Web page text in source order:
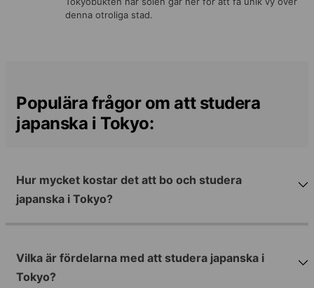
denna otroliga stad.
Populära frågor om att studera
japanska i Tokyo:
Hur mycket kostar det att bo och studera
japanska i Tokyo?
Vilka är fördelarna med att studera japanska i
Tokyo?